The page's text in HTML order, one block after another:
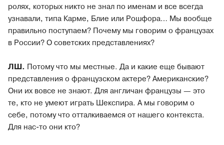
ролях, которых никто не знал по именам и все всегда
узнавали, типа Карме, Блие или Рошфора… Мы вообще
правильно поступаем? Почему мы говорим о французах
в России? О советских представлениях?
ЛШ. Потому что мы местные. Да и какие еще бывают
представления о французском актере? Американские?
Они их вовсе не знают. Для англичан французы — это
те, кто не умеют играть Шекспира. А мы говорим о
себе, потому что отталкиваемся от нашего контекста.
Для нас-то они кто?